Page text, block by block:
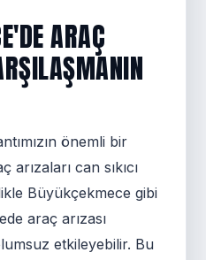
ARAÇ
önemli bir
arızaları can sıkıcı
Büyükçekmece gibi
araç arızası
etkileyebilir. Bu